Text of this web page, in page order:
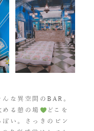
な異空間のBAR。
る憩の場
どこを
い。さっきのピン